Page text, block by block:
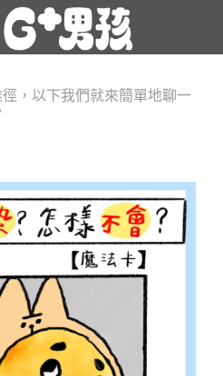
，以下我們就來簡單地聊一